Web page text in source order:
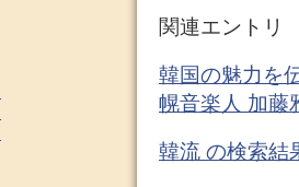
関連エントリ
韓国の魅力を
幌音楽人 加藤
韓流 の検索結